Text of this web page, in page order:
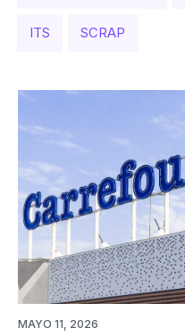
ITS SCRAP
MAYO 11, 2026